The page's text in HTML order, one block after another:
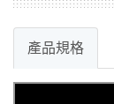
產品規格